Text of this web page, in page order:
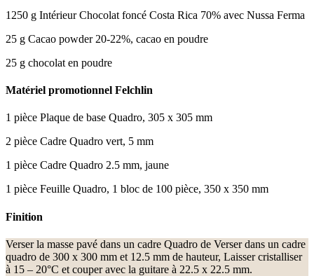
1250 g Intérieur Chocolat foncé Costa Rica 70% avec Nussa Ferma
25 g Cacao powder 20-22%, cacao en poudre
25 g chocolat en poudre
Matériel promotionnel Felchlin
1 pièce Plaque de base Quadro, 305 x 305 mm
2 pièce Cadre Quadro vert, 5 mm
1 pièce Cadre Quadro 2.5 mm, jaune
1 pièce Feuille Quadro, 1 bloc de 100 pièce, 350 x 350 mm
Finition
Verser la masse pavé dans un cadre Quadro de Verser dans un cadre
quadro de 300 x 300 mm et 12.5 mm de hauteur, Laisser cristalliser
à 15 – 20°C et couper avec la guitare à 22.5 x 22.5 mm.